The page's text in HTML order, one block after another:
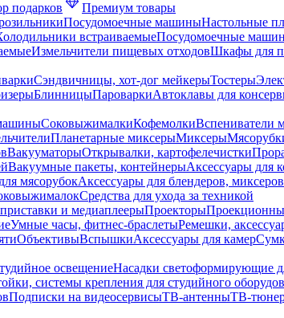
подарков
Премиум товары
Посудомоечные машиныНастольные
встраиваемыеПосудомоечные
Измельчители пищевых отходовШкафы для
Сэндвичницы, хот-дог мейкерыТостеры
БлинницыПароваркиАвтоклавы для
СоковыжималкиКофемолкиВспениватели
Планетарные миксерыМиксеры
ВакууматорыОткрывалки, картофелечистки
Вакуумные пакеты, контейнерыАксессуары для
мясорубокАксессуары для блендеров, миксеров
Средства для ухода за техникой
и медиаплеерыПроекторы
Умные часы, фитнес-браслетыРемешки,
ОбъективыВспышкиАксессуары для камер
освещениеНасадки светоформирующие
системы крепления для студийного
Подписки на видеосервисыТВ-антенныТВ-